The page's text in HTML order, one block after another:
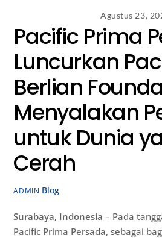
Agustus 23,
Pacific Prima
Luncurkan
Berlian
Menyalakan
untuk Dunia
Cerah
ADMIN Blog
Surabaya, Indonesia – Pada
Pacific Prima Persada, sebagai